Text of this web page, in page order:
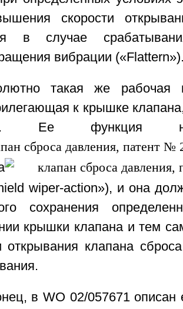
скорости
в случае
вибрации
такая же рабочая
к крышке
Ее функция
wiper-action»), и она
сохранения
крышки клапана и тем
открывания клапана
в WO 02/057671